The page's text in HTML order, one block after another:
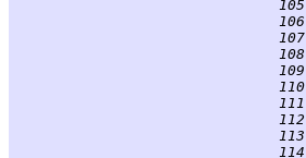
105
106
107
108
109
110
111
112
113
114